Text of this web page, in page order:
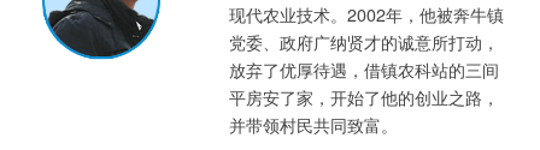
现代农业技术。2002年，他被奔牛镇
党委、政府广纳贤才的诚意所打动，
放弃了优厚待遇，借镇农科站的三间
平房安了家，开始了他的创业之路，
并带领村民共同致富。